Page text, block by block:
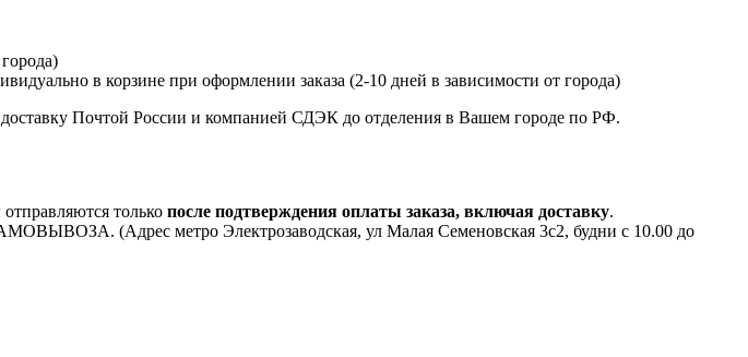
в корзине при оформлении заказа (2-10 дней в зависимости от города)
доставку Почтой России и компанией СДЭК до отделения в Вашем городе по РФ.
только после подтверждения оплаты заказа, включая доставку.
(Адрес метро Электрозаводская, ул Малая Семеновская 3с2, будни с 10.00 до